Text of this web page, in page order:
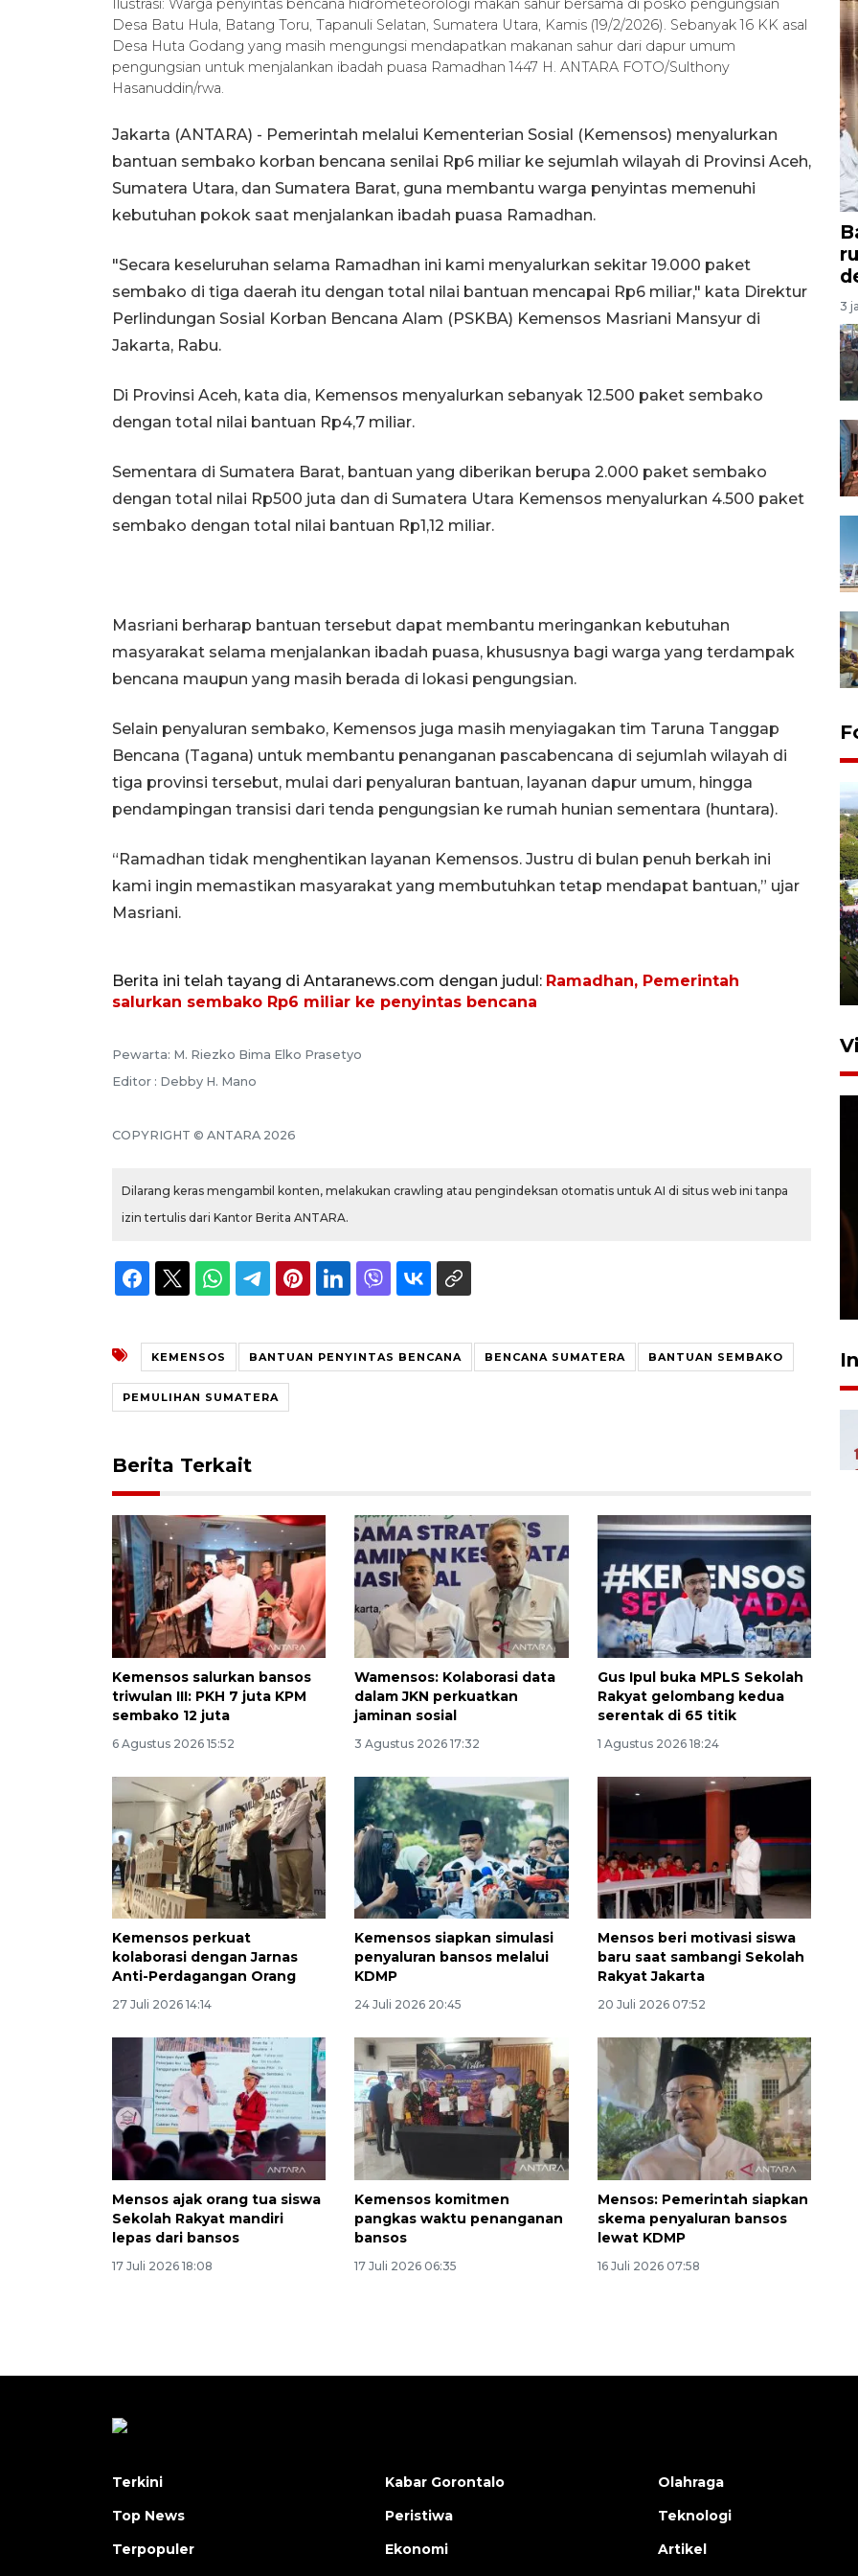
Ilustrasi: Warga penyintas bencana hidrometeorologi makan sahur bersama di posko pengungsian
Desa Batu Hula, Batang Toru, Tapanuli Selatan, Sumatera Utara, Kamis (19/2/2026). Sebanyak 16 KK asal
Desa Huta Godang yang masih mengungsi mendapatkan makanan sahur dari dapur umum
pengungsian untuk menjalankan ibadah puasa Ramadhan 1447 H. ANTARA FOTO/Sulthony
Hasanuddin/rwa.
Jakarta (ANTARA) - Pemerintah melalui Kementerian Sosial (Kemensos) menyalurkan
bantuan sembako korban bencana senilai Rp6 miliar ke sejumlah wilayah di Provinsi Aceh,
Sumatera Utara, dan Sumatera Barat, guna membantu warga penyintas memenuhi
kebutuhan pokok saat menjalankan ibadah puasa Ramadhan.
"Secara keseluruhan selama Ramadhan ini kami menyalurkan sekitar 19.000 paket
sembako di tiga daerah itu dengan total nilai bantuan mencapai Rp6 miliar," kata Direktur
Perlindungan Sosial Korban Bencana Alam (PSKBA) Kemensos Masriani Mansyur di
Jakarta, Rabu.
Di Provinsi Aceh, kata dia, Kemensos menyalurkan sebanyak 12.500 paket sembako
dengan total nilai bantuan Rp4,7 miliar.
Sementara di Sumatera Barat, bantuan yang diberikan berupa 2.000 paket sembako
dengan total nilai Rp500 juta dan di Sumatera Utara Kemensos menyalurkan 4.500 paket
sembako dengan total nilai bantuan Rp1,12 miliar.
Masriani berharap bantuan tersebut dapat membantu meringankan kebutuhan
masyarakat selama menjalankan ibadah puasa, khususnya bagi warga yang terdampak
bencana maupun yang masih berada di lokasi pengungsian.
Selain penyaluran sembako, Kemensos juga masih menyiagakan tim Taruna Tanggap
Bencana (Tagana) untuk membantu penanganan pascabencana di sejumlah wilayah di
tiga provinsi tersebut, mulai dari penyaluran bantuan, layanan dapur umum, hingga
pendampingan transisi dari tenda pengungsian ke rumah hunian sementara (huntara).
“Ramadhan tidak menghentikan layanan Kemensos. Justru di bulan penuh berkah ini
kami ingin memastikan masyarakat yang membutuhkan tetap mendapat bantuan,” ujar
Masriani.
Berita ini telah tayang di Antaranews.com dengan judul: Ramadhan, Pemerintah
salurkan sembako Rp6 miliar ke penyintas bencana
Pewarta: M. Riezko Bima Elko Prasetyo
Editor : Debby H. Mano
COPYRIGHT © ANTARA 2026
Dilarang keras mengambil konten, melakukan crawling atau pengindeksan otomatis untuk AI di situs web ini tanpa
izin tertulis dari Kantor Berita ANTARA.
KEMENSOS BANTUAN PENYINTAS BENCANA BENCANA SUMATERA BANTUAN SEMBAKO
PEMULIHAN SUMATERA
Berita Terkait
Kemensos salurkan bansos
triwulan III: PKH 7 juta KPM
sembako 12 juta
6 Agustus 2026 15:52
Wamensos: Kolaborasi data
dalam JKN perkuatkan
jaminan sosial
3 Agustus 2026 17:32
Gus Ipul buka MPLS Sekolah
Rakyat gelombang kedua
serentak di 65 titik
1 Agustus 2026 18:24
Kemensos perkuat
kolaborasi dengan Jarnas
Anti-Perdagangan Orang
27 Juli 2026 14:14
Kemensos siapkan simulasi
penyaluran bansos melalui
KDMP
24 Juli 2026 20:45
Mensos beri motivasi siswa
baru saat sambangi Sekolah
Rakyat Jakarta
20 Juli 2026 07:52
Mensos ajak orang tua siswa
Sekolah Rakyat mandiri
lepas dari bansos
17 Juli 2026 18:08
Kemensos komitmen
pangkas waktu penanganan
bansos
17 Juli 2026 06:35
Mensos: Pemerintah siapkan
skema penyaluran bansos
lewat KDMP
16 Juli 2026 07:58
3
17 Agustus 2023 15:58
Ekonomi triwulan II-2026
tumbuh 5,29 persen
2026-08-06 18:45:00
Terkini
Top News
Terpopuler
Kabar Gorontalo
Peristiwa
Ekonomi
Olahraga
Teknologi
Artikel